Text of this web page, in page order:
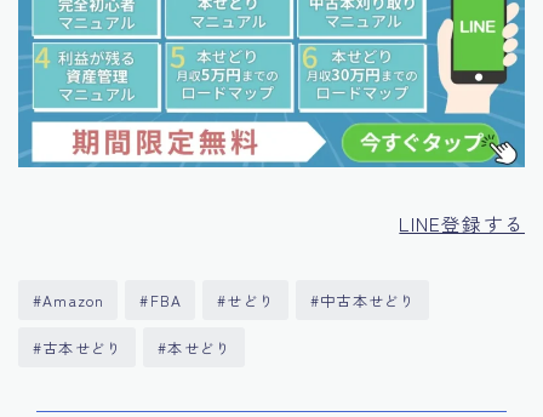
LINE登録する
#Amazon #FBA #せどり #中古本せどり
#古本せどり #本せどり